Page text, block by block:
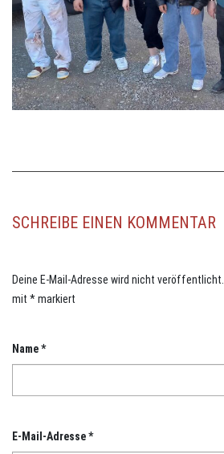
SCHREIBE EINEN KOMMENTAR
Deine E-Mail-Adresse wird nicht veröffentlicht.
mit *markiert
Name*
E-Mail-Adresse*